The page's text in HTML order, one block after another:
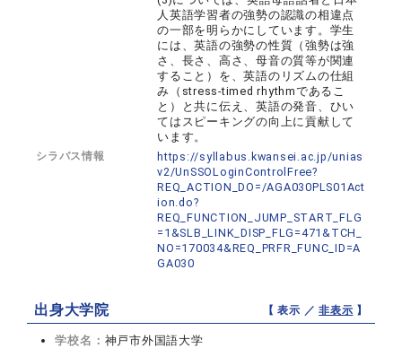
人英語学習者の強勢の認識の相違点
の一部を明らかにしています。学生
には、英語の強勢の性質（強勢は強
さ、長さ、高さ、母音の質等が関連
すること）を、英語のリズムの仕組
み（stress-timed rhythmであるこ
と）と共に伝え、英語の発音、ひい
てはスピーキングの向上に貢献して
います。
シラバス情報
https://syllabus.kwansei.ac.jp/unias
v2/UnSSOLoginControlFree?
REQ_ACTION_DO=/AGA030PLS01Act
ion.do?
REQ_FUNCTION_JUMP_START_FLG
=1&SLB_LINK_DISP_FLG=471&TCH_
NO=170034&REQ_PRFR_FUNC_ID=A
GA030
出身大学院 【 表示 ／非表示 】
学校名： 神戸市外国語大学